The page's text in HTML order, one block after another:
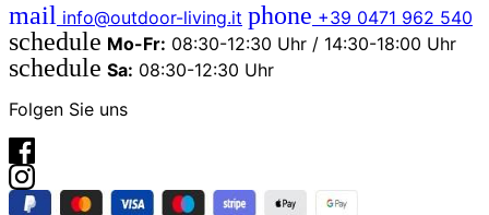
mail info@outdoor-living.it phone +39 0471 962 540
schedule Mo-Fr: 08:30-12:30 Uhr / 14:30-18:00 Uhr
schedule Sa: 08:30-12:30 Uhr
Folgen Sie uns